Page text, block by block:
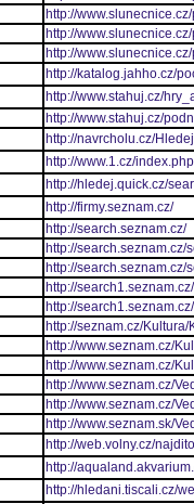
http://
http://
http://
http://katalog.jahho.cz/
http://www.stahuj.cz/
http://www.stahuj.cz/
http://navrcholu.cz/
http://www.1.cz/index.php
http://hledej.quick.cz/
http://firmy.seznam.cz/
http://search.seznam.cz/
http://search.seznam.cz/
http://search.seznam.cz/
http://
http://
http://seznam.cz/
http://www.seznam.cz/
http://www.seznam.cz/
http://www.seznam.cz/
http://www.seznam.cz/
http://www.seznam.sk/
http://web.volny.cz/
http://
http://hledani.tiscali.cz/